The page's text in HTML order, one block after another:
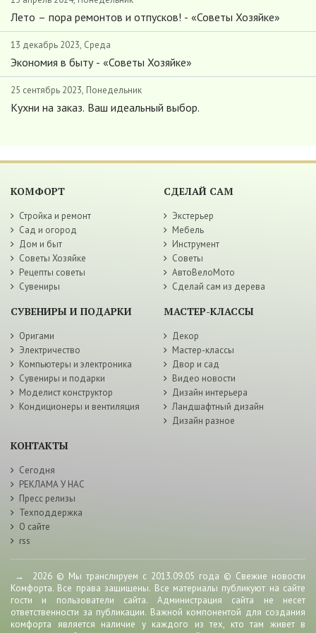
Лето – пора ремонтов и отпусков! - «Советы Хозяйке»
13 декабрь 2023, Среда
Экономия в быту - «Советы Хозяйке»
25 сентябрь 2023, Понедельник
Кухни на заказ. Ваш идеальный выбор.
КОМФОРТ
Стройка и ремонт
Сад и огород
Дом и быт
Советы Хозяйке
Рецепты советы
Сувениры
СДЕЛАЙ САМ
Экстерьер
Мебель
Инструмент
Советы
АвтоВелоМото
Сделай сам из дерева
СУВЕНИРЫ И ПОДАРКИ
Оригами
Электричество
Компьютеры и электроника
Сувениры и подарки
Моделист конструктор
Кондиционеры и вентиляция
МАСТЕР-КЛАССЫ
Декор
Мастер-классы
Двор и сад
Видео новости
Дизайн интерьера
Ландшафтный дизайн
Дизайн разное
КОНТАКТЫ
Сегодня
РЕКЛАМА У НАС
Пресс релизы
Техподдержка
О сайте
rss
→ 2026 © Мы транслируем с 2013.09.05 года © Свежие новости
Комфорта. Все права защищены. Все материалы публикуют на сайте
гости и пользователи сайта. Администрация сайта не несет
ответственности за публикации. Важной компонентой для создания
комфорта является наличие у каждого из тех, кто там живет в